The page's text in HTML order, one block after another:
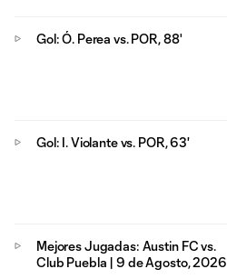
Gol: Ó. Perea vs. POR, 88'
Gol: I. Violante vs. POR, 63'
Mejores Jugadas: Austin FC vs.
Club Puebla | 9 de Agosto, 2026